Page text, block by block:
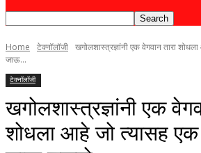
Home टेक्नॉलॉजी खगोलशास्त्रज्ञांनी एक वेगवान तारा
जाऊ...
टेक्नॉलॉजी
खगोलशास्त्रज्ञांनी एक
शोधला आहे जो त्यासह